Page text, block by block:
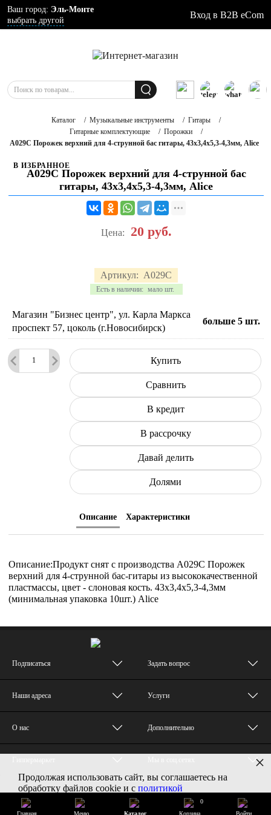
Ваш город: Эль-Монте
выбрать другой
Вход в B2B eCom
Каталог / Музыкальные инструменты / Гитары
/
Гитарные комплектующие
/ Порожки
/
A029C Порожек верхний для 4-струнной бас гитары, 43х3,4х5,3-4,3мм, Alice
В ИЗБРАННОЕ
A029C Порожек верхний для 4-струнной бас
гитары, 43х3,4х5,3-4,3мм, Alice
Артикул: A029C
Есть в наличии: мало шт.
Цена: 20 руб.
Магазин "Бизнес центр", ул. Карла Маркса
проспект 57, цоколь (г.Новосибирск)
больше 5 шт.
Купить
Сравнить
В кредит
В рассрочку
Давай делить
Долями
Описание Характеристики
Описание:Продукт снят с производства A029C Порожек
верхний для 4-струнной бас-гитары из высококачественной
пластмассы, цвет - слоновая кость. 43х3,4х5,3-4,3мм
(минимальная упаковка 10шт.) Alice
Подписаться
Наши адреса
О нас
Задать вопрос
Услуги
Дополнительно
© MUZTON - Все права защищены
Продолжая использовать сайт, вы соглашаетесь на
обработку файлов cookie и с политикой
конфиденциальности
×
Главная Меню Каталог Корзина
0
Войти